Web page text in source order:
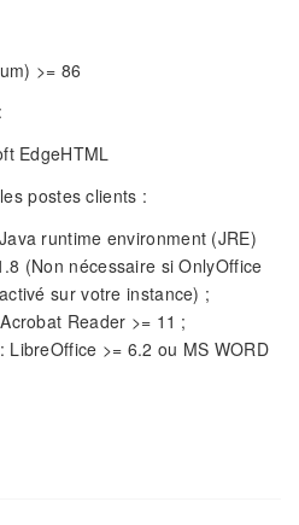
>= 86
EdgeHTML
postes clients :
runtime environment (JRE)
(Non nécessaire si OnlyOffice
sur votre instance) ;
Reader >= 11 ;
LibreOffice >= 6.2 ou MS WORD